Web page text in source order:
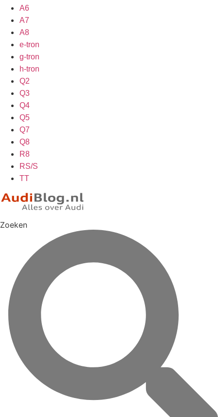
A6
A7
A8
e-tron
g-tron
h-tron
Q2
Q3
Q4
Q5
Q7
Q8
R8
RS/S
TT
Zoeken